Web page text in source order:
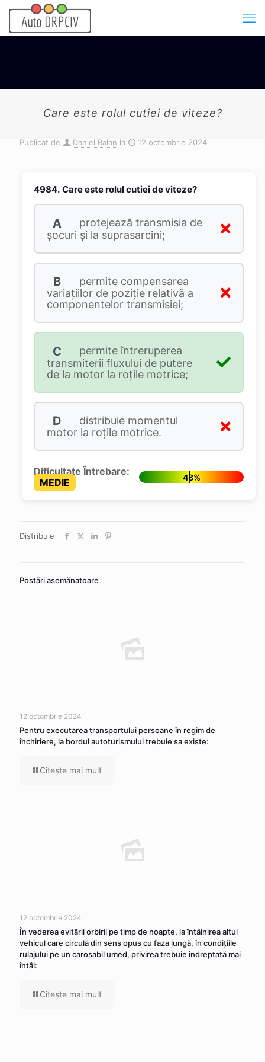
Care este rolul cutiei de viteze?
Publicat de Daniel Balan la 12 octombrie 2024
4984. Care este rolul cutiei de viteze?
A
protejează transmisia de
şocuri şi la suprasarcini;
B
permite compensarea
variaţiilor de poziţie relativă a
componentelor transmisiei;
C
permite întreruperea
transmiterii fluxului de putere
de la motor la roţile motrice;
D
distribuie momentul
motor la roţile motrice.
Dificultate Întrebare:
MEDIE
48%
Distribuie
Postări asemănatoare
12 octombrie 2024
Pentru executarea transportului persoane în regim de
închiriere, la bordul autoturismului trebuie sa existe:
Citeşte mai mult
12 octombrie 2024
În vederea evitării orbirii pe timp de noapte, la întâlnirea altui
vehicul care circulă din sens opus cu faza lungă, în condițiile
rulajului pe un carosabil umed, privirea trebuie îndreptată mai
întâi:
Citeşte mai mult